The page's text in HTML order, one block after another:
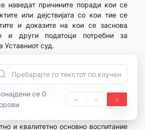
се 0
наведат причините поради кои се
или дејствијата со кои тие се
и доказите на кои се заснова
и други податоци потребни за
Уставниот суд.
образование („Службен весник
бр. 161/2018 и „Службен
Северна Македонија“ бр.
3/2025 и 74/2025)
1 од Законот, секое дете има
и квалитетно основно воспитание